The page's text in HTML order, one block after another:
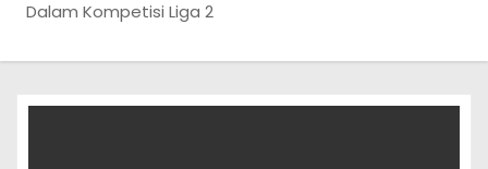
Dalam Kompetisi Liga 2